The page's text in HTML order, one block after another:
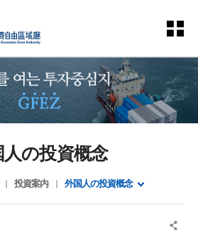
人の投資概念
投資案内 外国人の投資概念